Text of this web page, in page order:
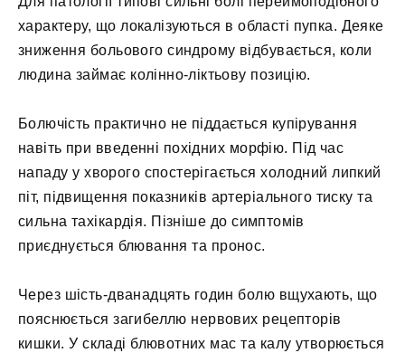
характеру, що локалізуються в області пупка. Деяке
зниження больового синдрому відбувається, коли
людина займає колінно-ліктьову позицію.
Болючість практично не піддається купірування
навіть при введенні похідних морфію. Під час
нападу у хворого спостерігається холодний липкий
піт, підвищення показників артеріального тиску та
сильна тахікардія. Пізніше до симптомів
приєднується блювання та пронос.
Через шість-дванадцять годин болю вщухають, що
пояснюється загибеллю нервових рецепторів
кишки. У складі блювотних мас та калу утворюється